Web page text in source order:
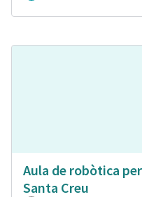
Aula de robòtica
Santa Creu